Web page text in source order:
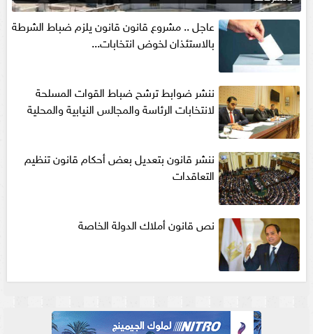
عاجل .. مشروع قانون قانون يلزم ضباط الشرطة
بالاستئذان لخوض انتخابات...
ننشر ضوابط ترشح ضباط القوات المسلحة
لانتخابات الرئاسة والمجالس النيابية والمحلية‎
ننشر قانون بتعديل بعض أحكام قانون تنظيم
التعاقدات
نص قانون أملاك الدولة الخاصة